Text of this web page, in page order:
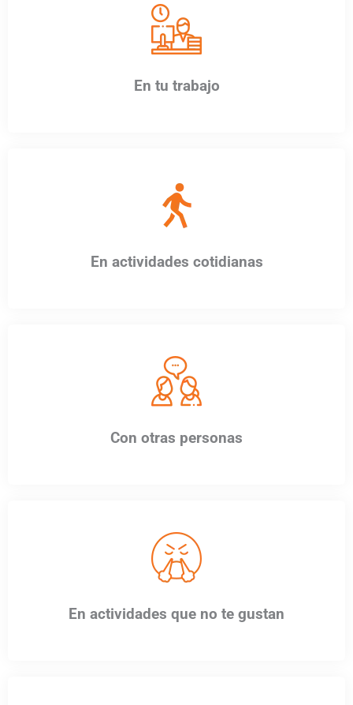
En tu trabajo
En actividades cotidianas
Con otras personas
En actividades que no te gustan